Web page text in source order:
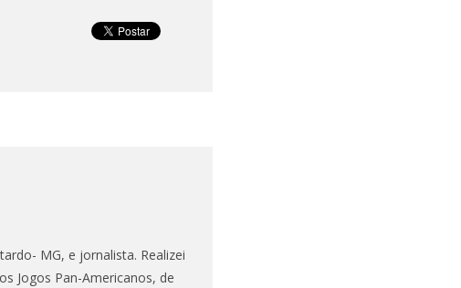
MG, e jornalista. Realizei
Jogos Pan-Americanos, de